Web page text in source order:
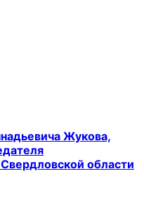
Жукова,
области